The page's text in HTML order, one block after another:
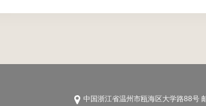
中国浙江省温州市瓯海区大学路88号